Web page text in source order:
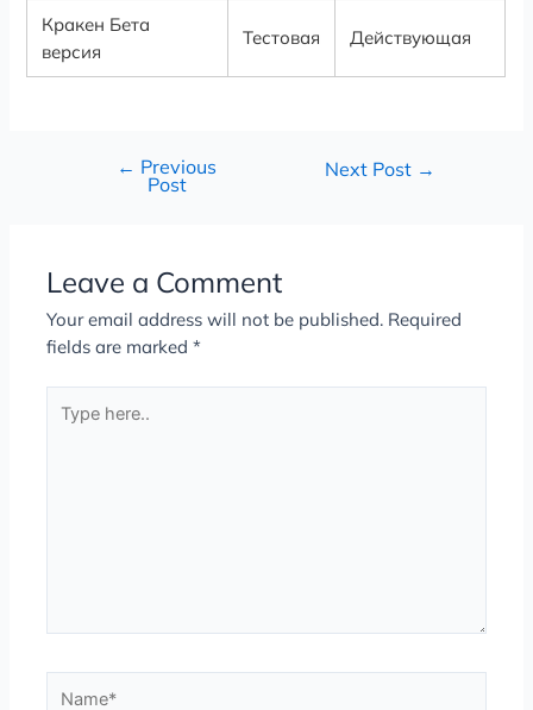
Кракен Бета
версия
Тестовая Действующая
← Previous
Post
Next Post →
Leave a Comment
Your email address will not be published. Required
fields are marked*
here..